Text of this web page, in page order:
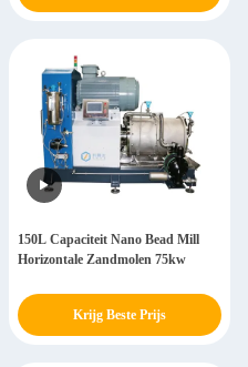
150L Capaciteit Nano Bead Mill
Horizontale Zandmolen 75kw
Krijg Beste Prijs